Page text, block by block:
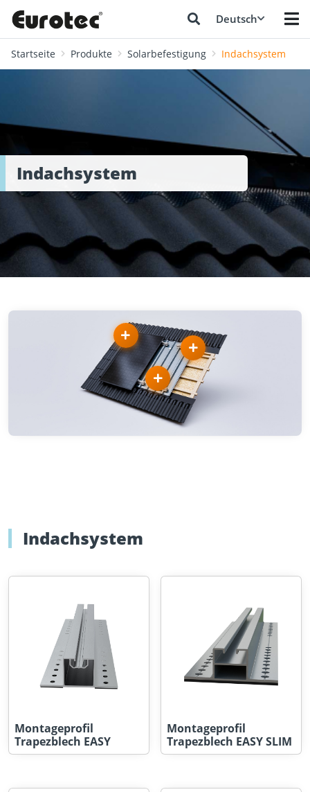
Deutsch
Startseite Produkte Solarbefestigung Indachsystem
Indachsystem
Indachsystem
Montageprofil
Trapezblech EASY
Montageprofil
Trapezblech EASY SLIM